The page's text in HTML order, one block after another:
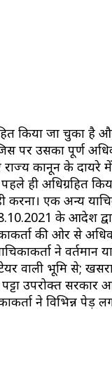
जा चुका है और
उसका पूर्ण
कानून के दायरे में
ही अधिग्रहित
करना। एक अन्य
के आदेश
की ओर से
ने वर्तमान
वाली भूमि से;
पट्टा उपरोक्त
ने विभिन्न